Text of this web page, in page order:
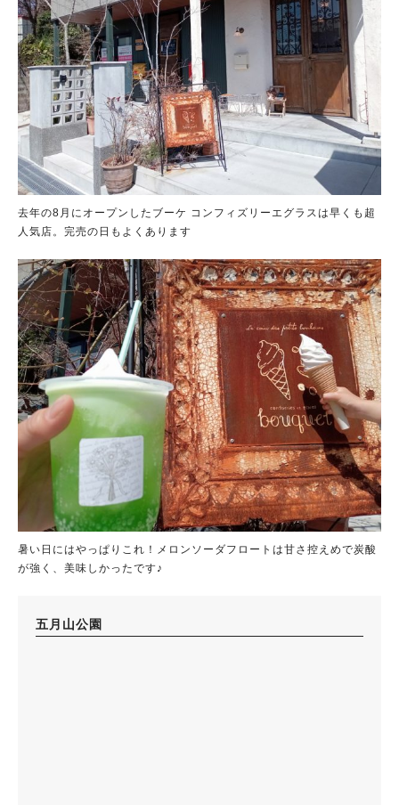
去年の8月にオープンしたブーケ コンフィズリーエグラスは早くも超
人気店。完売の日もよくあります
暑い日にはやっぱりこれ！メロンソーダフロートは甘さ控えめで炭酸
が強く、美味しかったです♪
五月山公園